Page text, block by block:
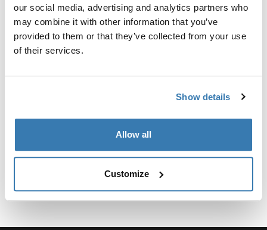
our social media, advertising and analytics partners who
may combine it with other information that you’ve
provided to them or that they’ve collected from your use
of their services.
Show details
Allow all
Customize
Toggle features
Все характеристики
Toggle techspec
Технические характеристики